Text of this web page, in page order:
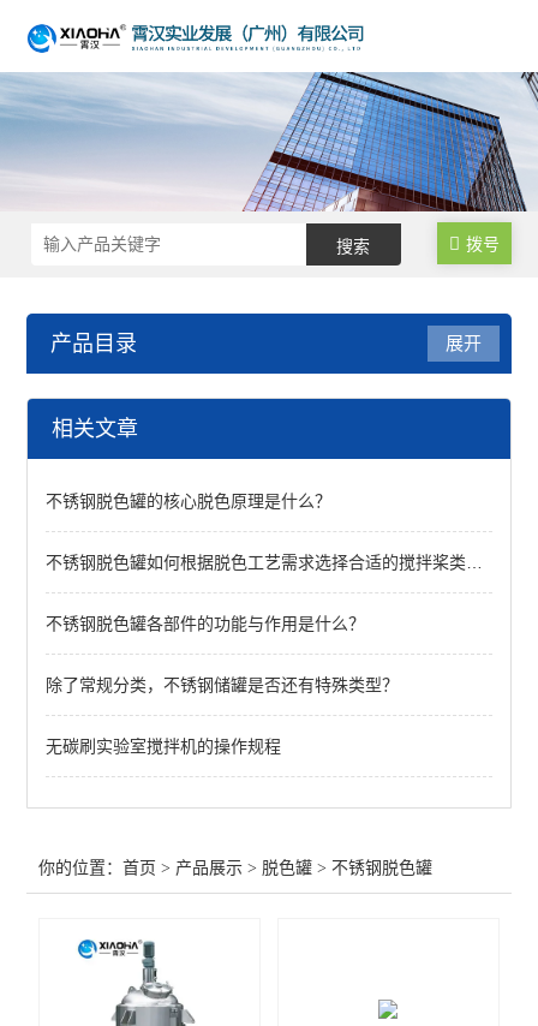
拨号
产品目录
脱色罐
查看全部 >>
展开
相关文章
不锈钢脱色罐的核心脱色原理是什么？
不锈钢脱色罐如何根据脱色工艺需求选择合适的搅拌桨类型？
不锈钢脱色罐各部件的功能与作用是什么？
除了常规分类，不锈钢储罐是否还有特殊类型？
无碳刷实验室搅拌机的操作规程
你的位置：首页 > 产品展示 > 脱色罐 >不锈钢脱色罐